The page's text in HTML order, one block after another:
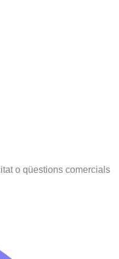
o qüestions comercials